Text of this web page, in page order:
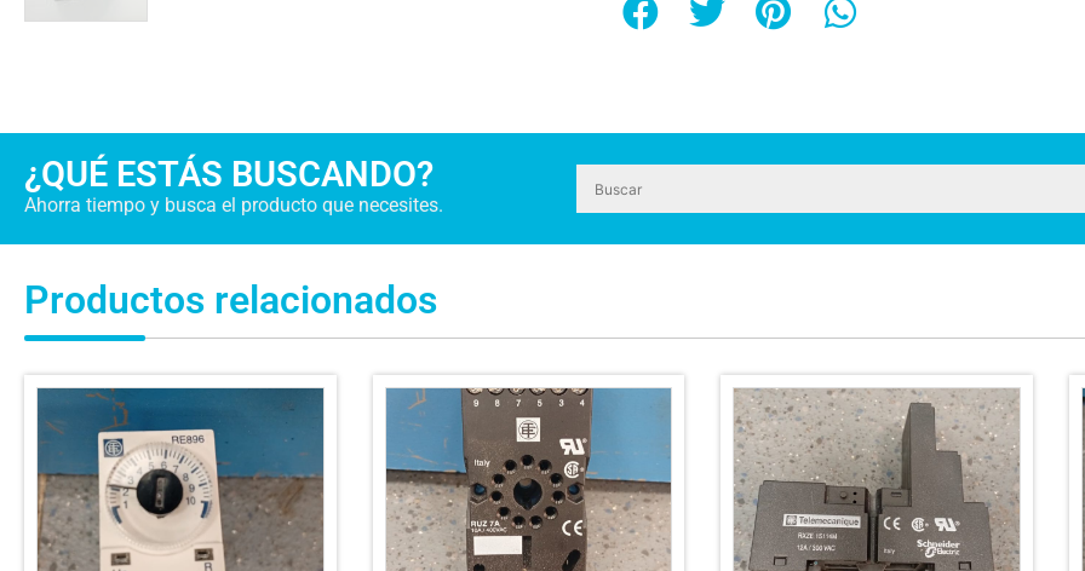
¿QUÉ ESTÁS BUSCANDO?
Ahorra tiempo y busca el producto que necesites.
Productos relacionados